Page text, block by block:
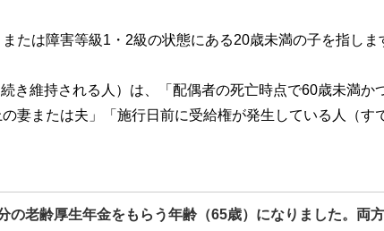
たは障害等級1・2級の状態にある20歳未満の子を指しま
き維持される人）は、「配偶者の死亡時点で60歳未満か
妻または夫」「施行日前に受給権が発生している人（す
の老齢厚生年金をもらう年齢（65歳）になりました。両